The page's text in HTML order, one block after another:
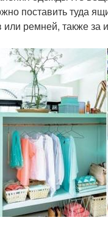
поставить туда
ремней, также за